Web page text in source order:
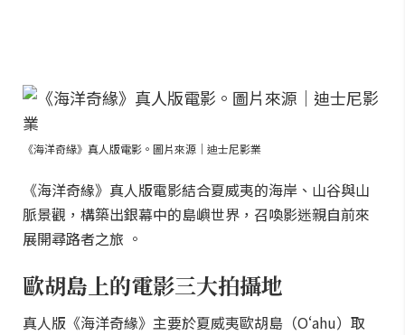
《海洋奇緣》真人版電影。圖片來源｜迪士尼影業
《海洋奇緣》真人版電影結合夏威夷的海岸、山谷與山
脈景觀，構築出銀幕中的島嶼世界，召喚影迷親自前來
展開尋路者之旅 。
歐胡島上的電影三大拍攝地
真人版《海洋奇緣》主要於夏威夷歐胡島（Oʻahu）取